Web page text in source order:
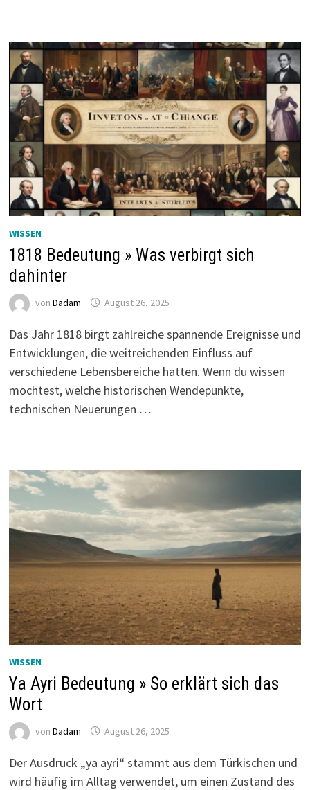
WISSEN
1818 Bedeutung » Was verbirgt sich
dahinter
von Dadam August 26, 2025
Das Jahr 1818 birgt zahlreiche spannende Ereignisse und
Entwicklungen, die weitreichenden Einfluss auf
verschiedene Lebensbereiche hatten. Wenn du wissen
möchtest, welche historischen Wendepunkte,
technischen Neuerungen …
WISSEN
Ya Ayri Bedeutung » So erklärt sich das
Wort
von Dadam August 26, 2025
Der Ausdruck „ya ayri“ stammt aus dem Türkischen und
wird häufig im Alltag verwendet, um einen Zustand des